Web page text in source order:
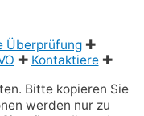
Überprüfung✚
✚ Kontaktiere✚
Bitte kopieren Sie
werden nur zu